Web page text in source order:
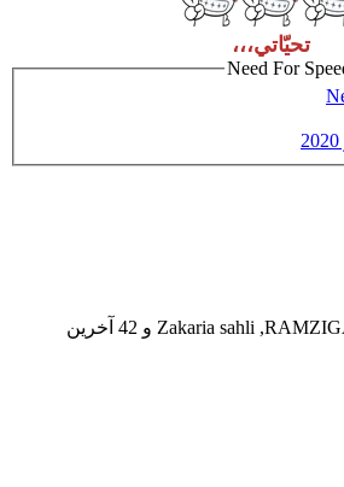
تحيّاتي،،،
Need For
,
Zakaria sahli و 42 آخرين